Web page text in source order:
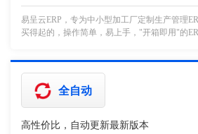
易呈云ERP，专为中小型加工厂定制生产管理
买得起的，操作简单，易上手，"开箱即用"的
全自动
高性价比，自动更新最新版本